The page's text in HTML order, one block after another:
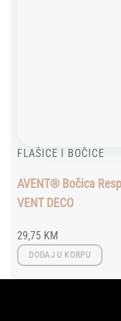
FLAŠICE I BOČICE
AVENT® Bočica
VENT DECO
29,75 KM
DODAJ U KORPU